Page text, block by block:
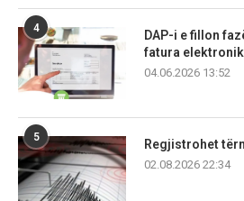
4
DAP-i e fillon
fatura
04.06.2026 13:52
5
Regjistrohet
02.08.2026 22:34